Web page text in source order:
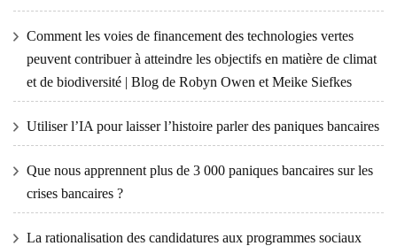
Comment les voies de financement des technologies vertes
peuvent contribuer à atteindre les objectifs en matière de climat
et de biodiversité | Blog de Robyn Owen et Meike Siefkes
Utiliser l’IA pour laisser l’histoire parler des paniques bancaires
Que nous apprennent plus de 3 000 paniques bancaires sur les
crises bancaires ?
La rationalisation des candidatures aux programmes sociaux